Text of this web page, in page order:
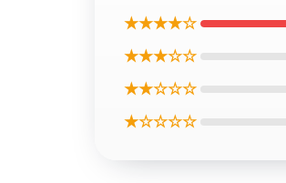
★★★★☆
★★★☆☆
★★☆☆☆
★☆☆☆☆